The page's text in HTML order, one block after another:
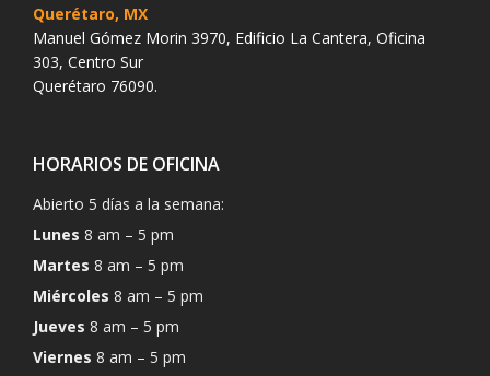
Querétaro, MX
Manuel Gómez Morin 3970, Edificio La Cantera, Oficina
303, Centro Sur
Querétaro 76090.
HORARIOS DE OFICINA
Abierto 5 días a la semana:
Lunes 8 am – 5 pm
Martes 8 am – 5 pm
Miércoles 8 am – 5 pm
Jueves 8 am – 5 pm
Viernes 8 am – 5 pm